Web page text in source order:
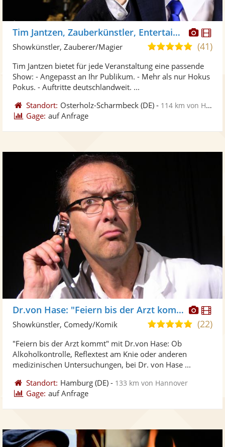
Fotos
Tim Jantzen, Zauberkünstler, Entertainer
5,0
5
(41)
Showkünstler, Zauberer/Magier
Tim Jantzen bietet für jede Veranstaltung eine passende
Show: - Angepasst an Ihr Publikum. - Mehr als nur Hokus
Pokus. - Auftritte deutschlandweit. ...
Standort: Osterholz-Scharmbeck (DE) - 114 km von Hannover
Gage: auf Anfrage
Dr.von Hase: "Feiern bis der Arzt kommt"
4,9(22)
Showkünstler, Comedy/Komik
"Feiern bis der Arzt kommt" mit Dr.von Hase: Ob
Alkoholkontrolle, Reflextest am Knie oder anderen
medizinischen Untersuchungen, bei Dr. von Hase ...
Standort: Hamburg (DE) - 133 km von Hannover
Gage: auf Anfrage